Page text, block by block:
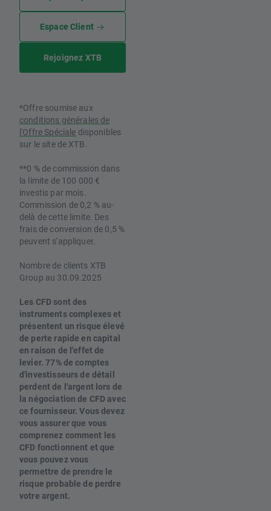
Espace Client
Rejoignez XTB
*Offre soumise aux
conditions générales de
l'Offre Spéciale disponibles
sur le site de XTB.
**0 % de commission dans
la limite de 100 000 €
investis par mois.
Commission de 0,2 % au-
delà de cette limite. Des
frais de conversion de 0,5 %
peuvent s'appliquer.
Nombre de clients XTB
Group au 30.09.2025
Les CFD sont des
instruments complexes et
présentent un risque élevé
de perte rapide en capital
en raison de l'effet de
levier. 77% de comptes
d'investisseurs de détail
perdent de l'argent lors de
la négociation de CFD avec
ce fournisseur. Vous devez
vous assurer que vous
comprenez comment les
CFD fonctionnent et que
vous pouvez vous
permettre de prendre le
risque probable de perdre
votre argent.